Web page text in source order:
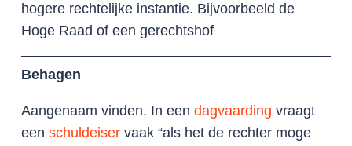
hogere rechtelijke instantie. Bijvoorbeeld de
Hoge Raad of een gerechtshof
Behagen
Aangenaam vinden. In een dagvaarding vraagt
een schuldeiser vaak “als het de rechter moge